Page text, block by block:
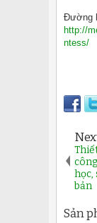
Đường
http://
ntess/
học,
bản
Sản